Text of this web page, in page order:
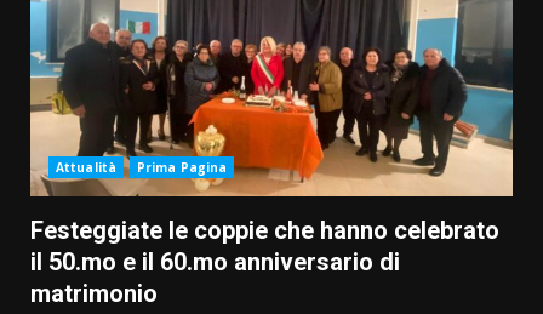
Attualità Prima Pagina
Festeggiate le coppie che hanno celebrato
il 50.mo e il 60.mo anniversario di
matrimonio